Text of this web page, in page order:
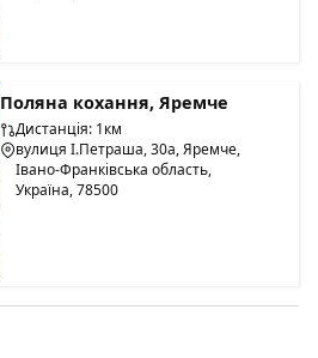
Поляна кохання, Яремче
Дистанція: 1км
вулиця І.Петраша, 30а, Яремче,
Івано-Франківська область,
Україна, 78500